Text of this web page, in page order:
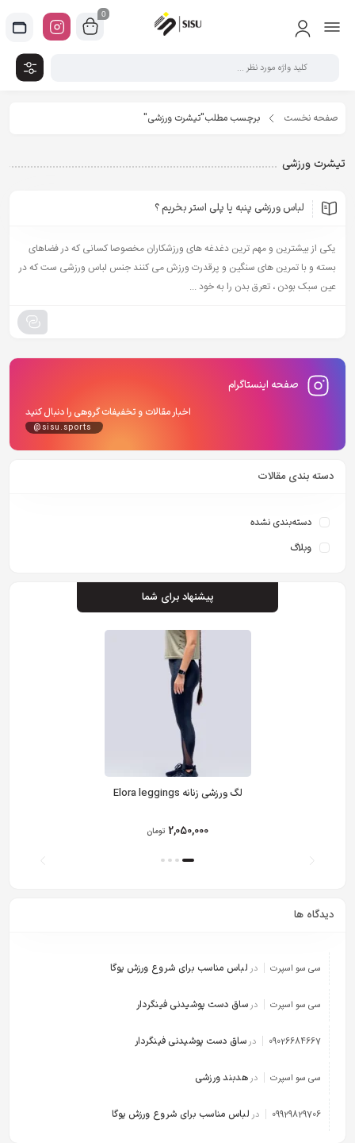
0
صفحه نخست برچسب مطلب"تیشرت ورزشی"
تیشرت ورزشی
لباس ورزشی پنبه یا پلی استر بخریم ؟
یکی از بیشترین و مهم ترین دغدغه های ورزشکاران مخصوصا کسانی که در فضاهای
بسته و با تمرین های سنگین و پرقدرت ورزش می کنند جنس لباس ورزشی ست که در
عین سبک بودن ، تعرق بدن را به خود ...
صفحه اینستاگرام
اخبار مقالات و تخفیفات گروهی را دنبال کنید
@sisu.sports
دسته بندی مقالات
دسته‌بندی نشده
وبلاگ
پیشنهاد برای شما
لگ ورزشی زنانه Elora leggings
2,050,000 تومان
دیدگاه ها
سی سو اسپرت در لباس مناسب برای شروع ورزش یوگا
سی سو اسپرت در ساق دست پوشیدنی فینگردار
09026684667 در ساق دست پوشیدنی فینگردار
سی سو اسپرت در هدبند ورزشی
09929829706 در لباس مناسب برای شروع ورزش یوگا